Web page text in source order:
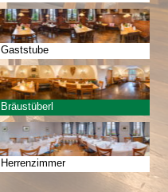
Gaststube
Bräustüberl
Herrenzimmer